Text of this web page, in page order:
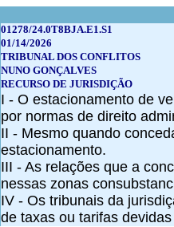
01278/24.0T8BJA.E1.S1
01/14/2026
TRIBUNAL DOS CONFLITOS
NUNO GONÇALVES
RECURSO DE JURISDIÇÃO
I - O estacionamento de
por normas de direito
II - Mesmo quando
estacionamento.
III - As relações que a
nessas zonas
IV - Os tribunais da
de taxas ou tarifas